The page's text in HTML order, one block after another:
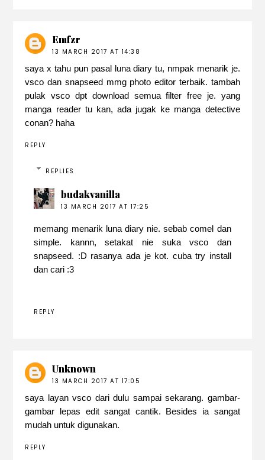
Emfzr
13 MARCH 2017 AT 14:38
saya x tahu pun pasal luna diary tu, nmpak menarik je.
vsco dan snapseed mmg photo editor terbaik. tambah
pulak vsco dpt download semua filter free je. yang
manga reader tu kan, ada jugak ke manga detective
conan? haha
REPLY
REPLIES
budakvanilla
13 MARCH 2017 AT 17:25
memang menarik luna diary nie. sebab comel dan
simple. kannn, setakat nie suka vsco dan
snapseed. :D rasanya ada je kot. cuba try install
dan cari :3
REPLY
Unknown
13 MARCH 2017 AT 17:05
saya layan vsco dari dulu sampai sekarang. gambar-
gambar lepas edit sangat cantik. Besides ia sangat
mudah untuk digunakan.
REPLY